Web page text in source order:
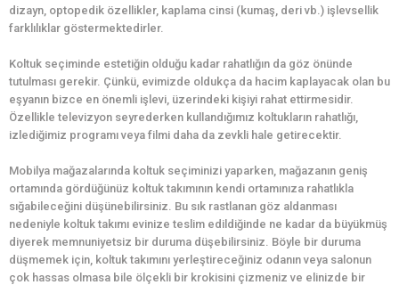
dizayn, optopedik özellikler, kaplama cinsi (kumaş, deri vb.) işlevsellik
farklılıklar göstermektedirler.
Koltuk seçiminde estetiğin olduğu kadar rahatlığın da göz önünde
tutulması gerekir. Çünkü, evimizde oldukça da hacim kaplayacak olan bu
eşyanın bizce en önemli işlevi, üzerindeki kişiyi rahat ettirmesidir.
Özellikle televizyon seyrederken kullandığımız koltukların rahatlığı,
izlediğimiz programı veya filmi daha da zevkli hale getirecektir.
Mobilya mağazalarında koltuk seçiminizi yaparken, mağazanın geniş
ortamında gördüğünüz koltuk takımının kendi ortamınıza rahatlıkla
sığabileceğini düşünebilirsiniz. Bu sık rastlanan göz aldanması
nedeniyle koltuk takımı evinize teslim edildiğinde ne kadar da büyükmüş
diyerek memnuniyetsiz bir duruma düşebilirsiniz. Böyle bir duruma
düşmemek için, koltuk takımını yerleştireceğiniz odanın veya salonun
çok hassas olmasa bile ölçekli bir krokisini çizmeniz ve elinizde bir